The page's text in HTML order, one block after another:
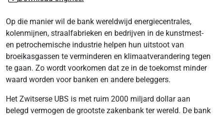
Op die manier wil de bank wereldwijd energiecentrales,
kolenmijnen, straalfabrieken en bedrijven in de kunstmest-
en petrochemische industrie helpen hun uitstoot van
broeikasgassen te verminderen en klimaatverandering tegen
te gaan. Zo wordt voorkomen dat ze in de toekomst minder
waard worden voor banken en andere beleggers.
Het Zwitserse UBS is met ruim 2000 miljard dollar aan
belegd vermogen de grootste zakenbank ter wereld. De bank